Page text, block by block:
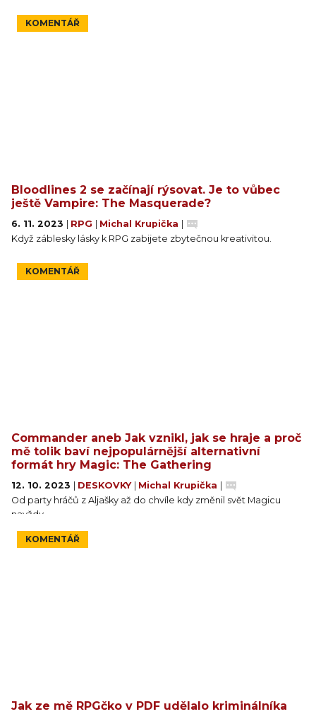
KOMENTÁŘ
Bloodlines 2 se začínají rýsovat. Je to vůbec
ještě Vampire: The Masquerade?
6. 11. 2023 | RPG | Michal Krupička |
Když záblesky lásky k RPG zabijete zbytečnou kreativitou.
KOMENTÁŘ
Commander aneb Jak vznikl, jak se hraje a proč
mě tolik baví nejpopulárnější alternativní
formát hry Magic: The Gathering
12. 10. 2023 | DESKOVKY | Michal Krupička |
Od party hráčů z Aljašky až do chvíle kdy změnil svět Magicu
navždy.
KOMENTÁŘ
Jak ze mě RPGčko v PDF udělalo kriminálníka